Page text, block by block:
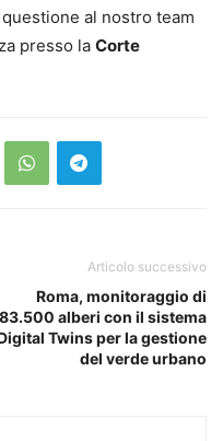
al nostro team
presso la Corte
Articolo successivo
Roma, monitoraggio di
83.500 alberi con il sistema
Twins per la gestione
del verde urbano